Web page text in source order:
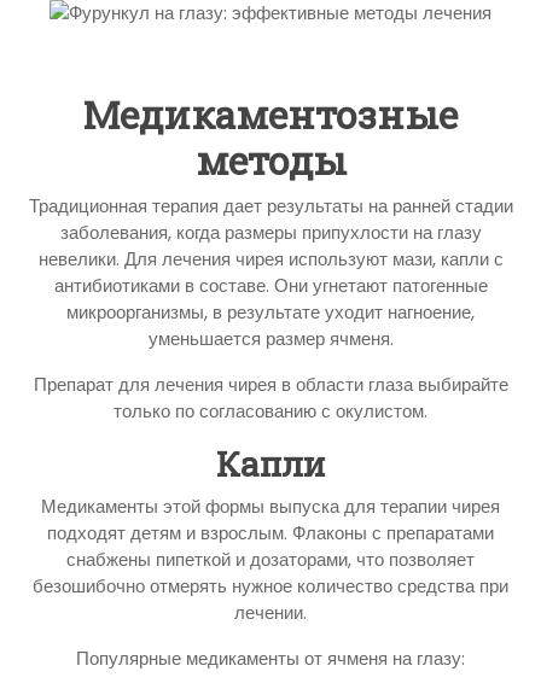
Медикаментозные
методы
Традиционная терапия дает результаты на ранней стадии
заболевания, когда размеры припухлости на глазу
невелики. Для лечения чирея используют мази, капли с
антибиотиками в составе. Они угнетают патогенные
микроорганизмы, в результате уходит нагноение,
уменьшается размер ячменя.
Препарат для лечения чирея в области глаза выбирайте
только по согласованию с окулистом.
Капли
Медикаменты этой формы выпуска для терапии чирея
подходят детям и взрослым. Флаконы с препаратами
снабжены пипеткой и дозаторами, что позволяет
безошибочно отмерять нужное количество средства при
лечении.
Популярные медикаменты от ячменя на глазу: